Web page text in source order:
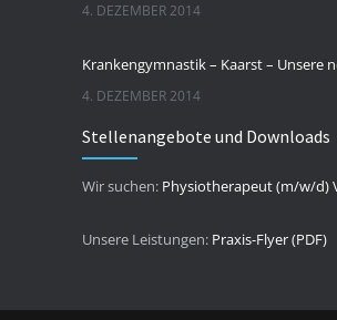
4. DEZEMBER 2014
Krankengymnastik – Kaarst – Unsere
4. DEZEMBER 2014
Stellenangebote und Downloads
Wir suchen: Physiotherapeut (m/w/d)
Unsere Leistungen: Praxis-Flyer (PDF)